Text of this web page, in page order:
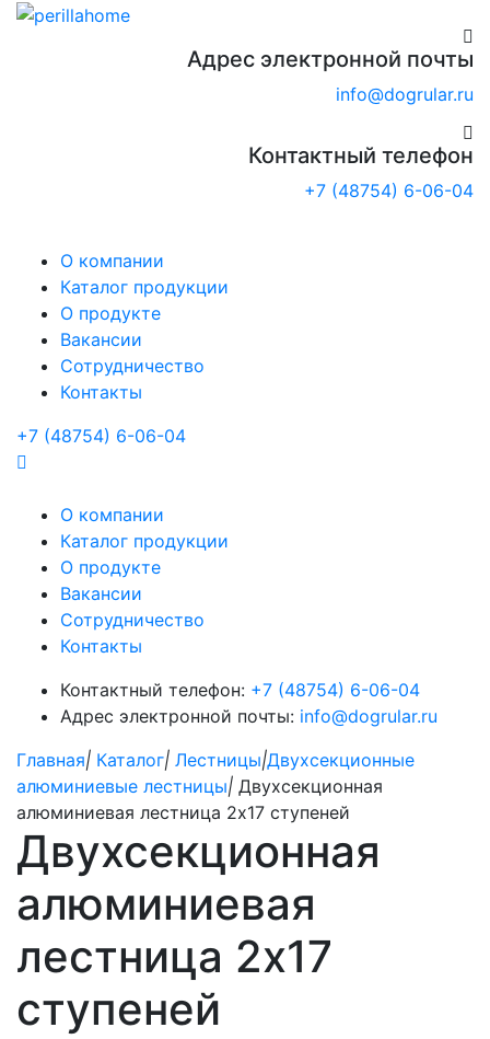
Адрес электронной почты
info@dogrular.ru
Контактный телефон
+7 (48754) 6-06-04
О компании
Каталог продукции
О продукте
Вакансии
Сотрудничество
Контакты
+7 (48754) 6-06-04
О компании
Каталог продукции
О продукте
Вакансии
Сотрудничество
Контакты
Контактный телефон: +7 (48754) 6-06-04
Адрес электронной почты: info@dogrular.ru
Главная| Каталог| Лестницы|Двухсекционные
алюминиевые лестницы| Двухсекционная
алюминиевая лестница 2х17 ступеней
Двухсекционная
алюминиевая
лестница 2х17
ступеней